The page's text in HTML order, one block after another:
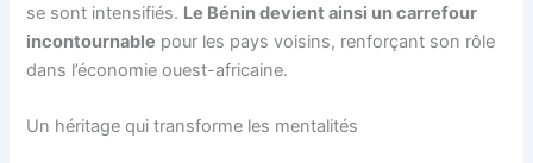
se sont intensifiés. Le Bénin devient ainsi un carrefour
incontournable pour les pays voisins, renforçant son rôle
dans l’économie ouest-africaine.
Un héritage qui transforme les mentalités